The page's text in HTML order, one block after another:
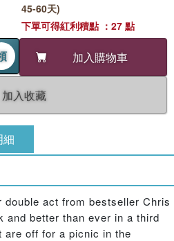
加入購物車
加入收藏
45-60天)
下單可得紅利積點 ：27 點
細
double act from bestseller Chris
and better than ever in a third
are off for a picnic in the